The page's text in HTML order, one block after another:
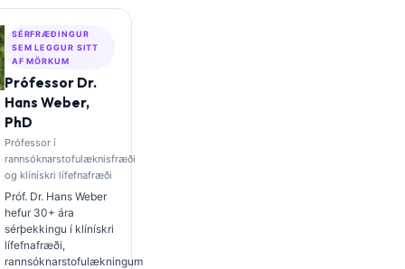
SÉRFRÆÐINGUR
SEM LEGGUR SITT
AF MÖRKUM
Prófessor Dr.
Hans Weber,
PhD
Prófessor í
rannsóknarstofulæknisfræði
og klínískri lífefnafræði
Próf. Dr. Hans Weber
hefur 30+ ára
sérþekkingu í klínískri
lífefnafræði,
rannsóknarstofulækningum